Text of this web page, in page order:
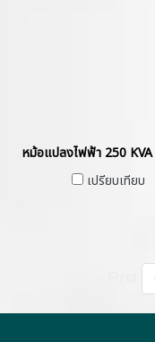
หม้อแปลงไฟฟ้า 250
เปรียบเทียบ